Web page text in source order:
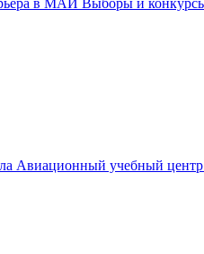
Авиационный учебный